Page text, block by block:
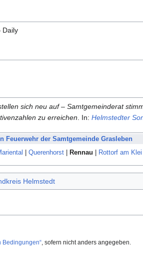
Daily
sich neu auf – Samtgemeinderat
zu erreichen . In: Helmstedter
Feuerwehr der Samtgemeinde Grasleben
Querenhorst| Rennau Rottorf am Klei
Helmstedt
Bedingungen“, sofern nicht anders angegeben.